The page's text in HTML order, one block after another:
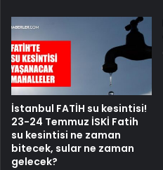
İstanbul FATİH su kesintisi!
23-24 Temmuz İSKİ Fatih
su kesintisi ne zaman
bitecek, sular ne zaman
gelecek?